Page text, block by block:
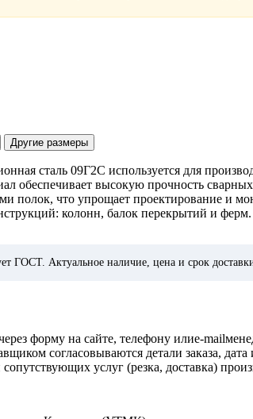
Другие размеры
сталь 09Г2С используется для
обеспечивает высокую прочность
полок, что упрощает проектирование и
колонн, балок перекрытий и
ГОСТ. Актуальное наличие, цена и срок
форму на сайте, телефону илиe-
согласовываются детали заказа,
сопутствующих услуг (резка, доставка)